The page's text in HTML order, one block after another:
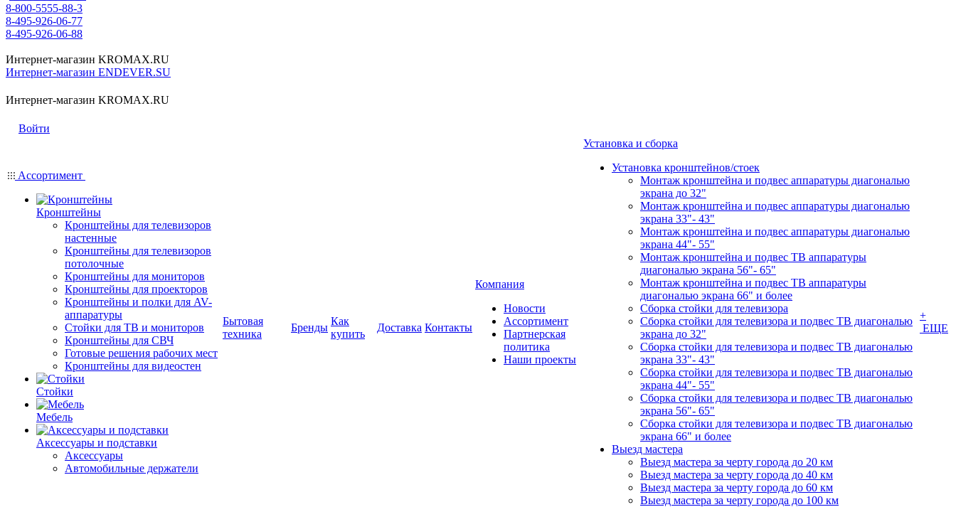
8-800-5555-88-3
8-495-926-06-77
8-495-926-06-88
Интернет-магазин KROMAX.RU
Интернет-магазин ENDEVER.SU
Интернет-магазин KROMAX.RU
Войти
Ассортимент
Кронштейны
Кронштейны для телевизоров
настенные
Кронштейны для телевизоров
потолочные
Кронштейны для мониторов
Кронштейны для проекторов
Кронштейны и полки для AV-
аппаратуры
Стойки для ТВ и мониторов
Кронштейны для СВЧ
Готовые решения рабочих мест
Кронштейны для видеостен
Стойки
Мебель
Аксессуары и подставки
Аксессуары
Автомобильные держатели
Бытовая
техника
Бренды
Как
купить
Доставка Контакты
Компания
Новости
Ассортимент
Партнерская
политика
Наши проекты
Установка и сборка
Установка кронштейнов/стоек
Монтаж кронштейна и подвес аппаратуры диагональю
экрана до 32"
Монтаж кронштейна и подвес аппаратуры диагональю
экрана 33"- 43"
Монтаж кронштейна и подвес аппаратуры диагональю
экрана 44"- 55"
Монтаж кронштейна и подвес ТВ аппаратуры
диагональю экрана 56"- 65"
Монтаж кронштейна и подвес ТВ аппаратуры
диагональю экрана 66" и более
Сборка стойки для телевизора
Сборка стойки для телевизора и подвес ТВ диагональю
экрана до 32"
Сборка стойки для телевизора и подвес ТВ диагональю
экрана 33"- 43"
Сборка стойки для телевизора и подвес ТВ диагональю
экрана 44"- 55"
Сборка стойки для телевизора и подвес ТВ диагональю
экрана 56"- 65"
Сборка стойки для телевизора и подвес ТВ диагональю
экрана 66" и более
Выезд мастера
Выезд мастера за черту города до 20 км
Выезд мастера за черту города до 40 км
Выезд мастера за черту города до 60 км
Выезд мастера за черту города до 100 км
+
ЕЩЕ